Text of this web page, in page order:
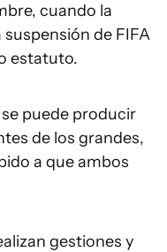
cuando la
de FIFA
estatuto.
puede producir
de los grandes,
a que ambos
gestiones y